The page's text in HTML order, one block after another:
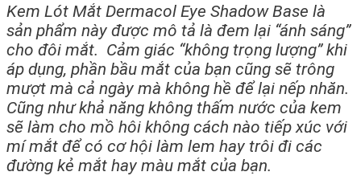
Kem Lót Mắt Dermacol Eye Shadow Base là
sản phẩm này được mô tả là đem lại “ánh sáng”
cho đôi mắt. Cảm giác “không trọng lượng” khi
áp dụng, phần bầu mắt của bạn cũng sẽ trông
mượt mà cả ngày mà không hề để lại nếp nhăn.
Cũng như khả năng không thấm nước của kem
sẽ làm cho mồ hôi không cách nào tiếp xúc với
mí mắt để có cơ hội làm lem hay trôi đi các
đường kẻ mắt hay màu mắt của bạn.